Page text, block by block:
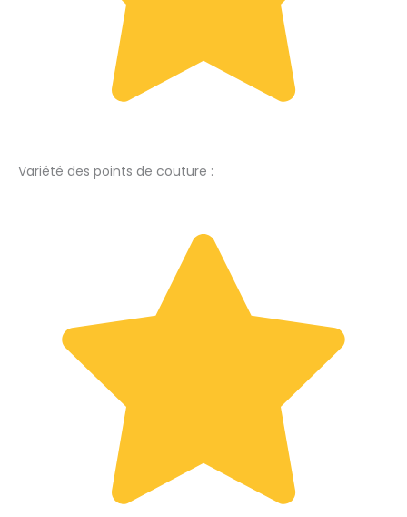
Variété des points de couture :